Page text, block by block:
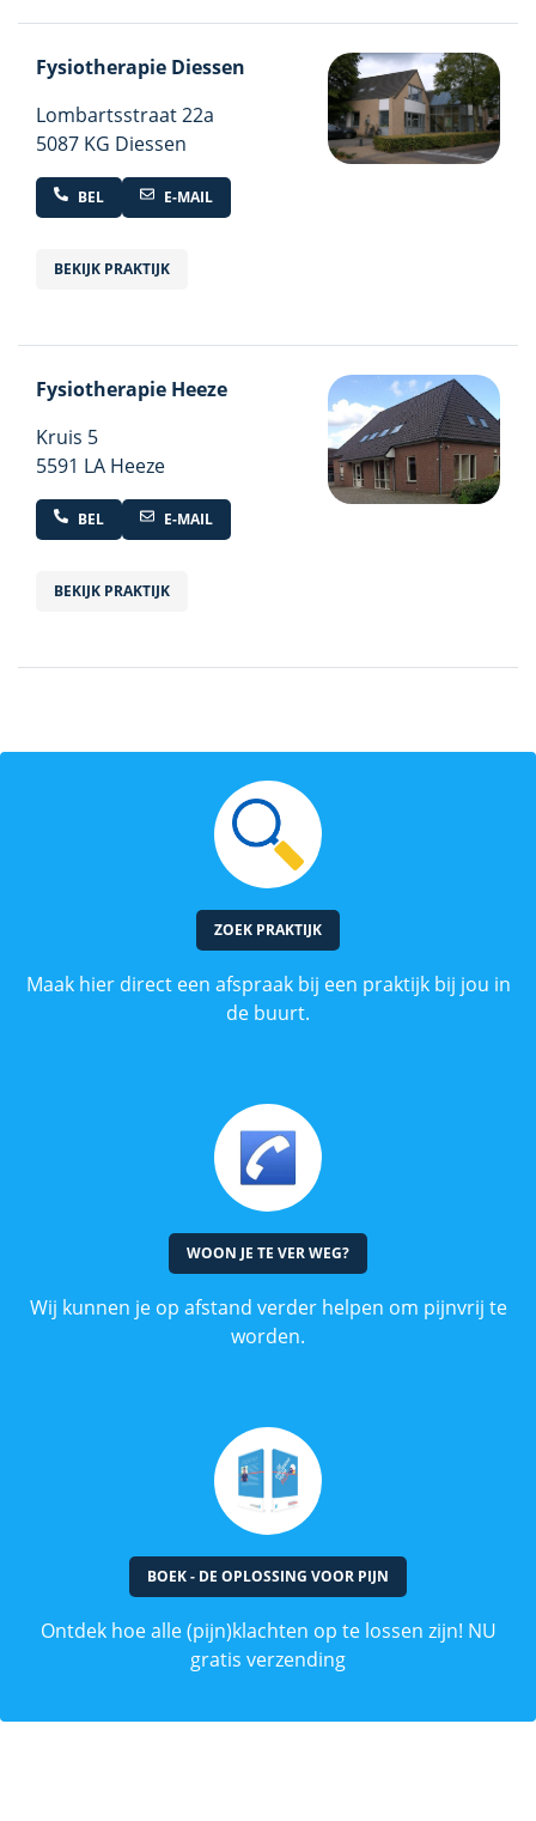
Fysiotherapie Diessen
Lombartsstraat22a
5087 KG Diessen
BEL E-MAIL
BEKIJK PRAKTIJK
Fysiotherapie Heeze
Kruis 5
5591 LA Heeze
BEL E-MAIL
BEKIJK PRAKTIJK
ZOEK PRAKTIJK
Maak hier direct een afspraak bij een praktijk bij jou in
de buurt.
WOON JE TE VER WEG?
Wij kunnen je op afstand verder helpen om pijnvrij te
worden.
BOEK - DE OPLOSSING VOOR PIJN
Ontdek hoe alle (pijn)klachten op te lossen zijn! NU
gratis verzending